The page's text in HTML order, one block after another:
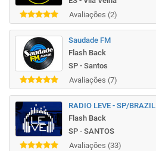
Avaliações (2)
Saudade FM
Flash Back
SP - Santos
Avaliações (7)
RADIO LEVE - SP/BRAZIL
Flash Back
SP - SANTOS
Avaliações (33)